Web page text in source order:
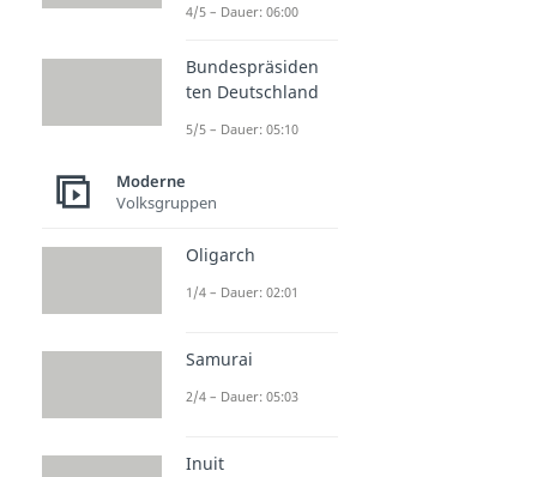
4/5 – Dauer: 06:00
Bundespräsiden
ten Deutschland
5/5 – Dauer: 05:10
Moderne
Volksgruppen
Oligarch
1/4 – Dauer: 02:01
Samurai
2/4 – Dauer: 05:03
Inuit